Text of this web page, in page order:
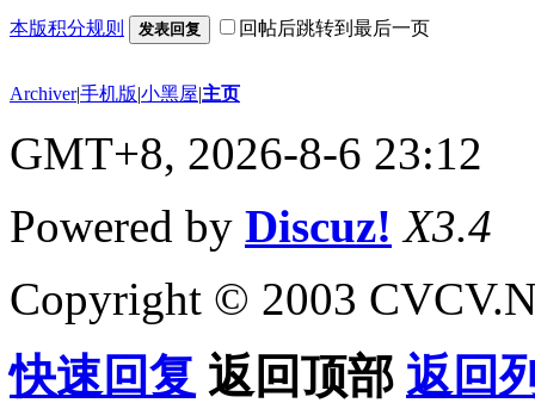
本版积分规则 发表回复 回帖后跳转到最后一页
Archiver|手机版|小黑屋|主页
GMT+8, 2026-8-6 23:12
Powered by Discuz! X3.4
Copyright © 2003
快速回复 返回顶部 返回